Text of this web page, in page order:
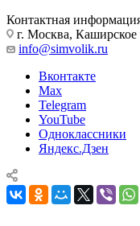
Контактная
г. Москва, Каширское
info@simvolik.ru
Вконтакте
Max
Telegram
YouTube
Одноклассники
Яндекс.Дзен